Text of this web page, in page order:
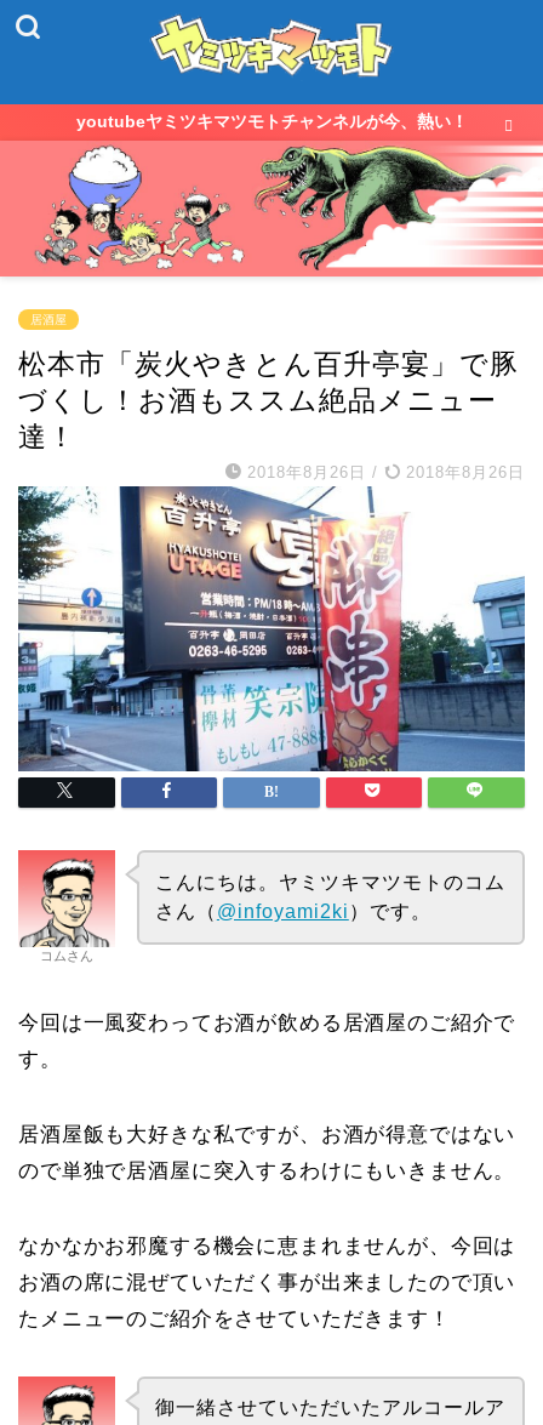
youtubeヤミツキマツモトチャンネルが今、熱い！
居酒屋
松本市「炭火やきとん百升亭宴」で豚
づくし！お酒もススム絶品メニュー
達！
2018年8月26日 / 2018年8月26日
コムさん
こんにちは。ヤミツキマツモトのコム
さん（ @infoyami2ki ）です。
今回は一風変わってお酒が飲める居酒屋のご紹介で
す。
居酒屋飯も大好きな私ですが、お酒が得意ではない
ので単独で居酒屋に突入するわけにもいきません。
なかなかお邪魔する機会に恵まれませんが、今回は
お酒の席に混ぜていただく事が出来ましたので頂い
たメニューのご紹介をさせていただきます！
御一緒させていただいたアルコールア